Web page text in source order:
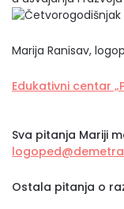
Marija Ranisav,
Edukativni centar
Sva pitanja Mariji
Ostala pitanja o